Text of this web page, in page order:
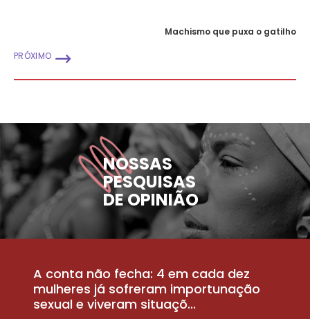
Machismo que puxa o gatilho
PRÓXIMO
NOSSAS
PESQUISAS
DE OPINIÃO
A conta não fecha: 4 em cada dez
mulheres já sofreram importunação
sexual e viveram situaçõ...